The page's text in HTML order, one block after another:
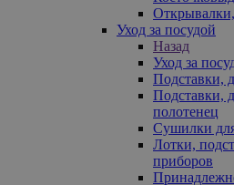
Уход за посудой
Назад
Уход за
Подставки,
Подставки,
полотенец
Сушилки
Лотки,
приборов